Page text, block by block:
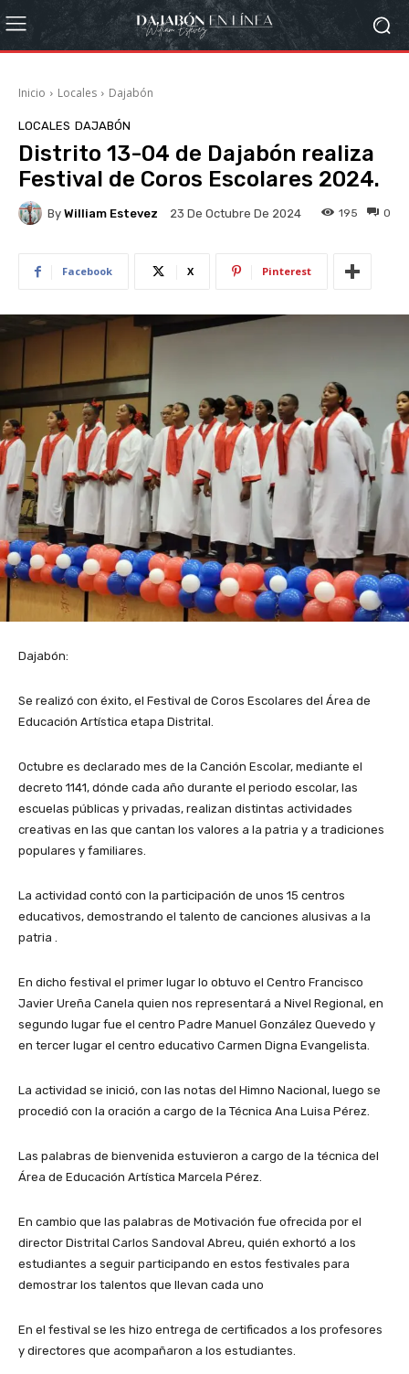
Inicio Locales Dajabón
LOCALES DAJABÓN
Distrito 13-04 de Dajabón realiza
Festival de Coros Escolares 2024.
By William Estevez 23 De Octubre De 2024 0
195
Facebook X Pinterest
Dajabón:
Se realizó con éxito, el Festival de Coros Escolares del Área de
Educación Artística etapa Distrital.
Octubre es declarado mes de la Canción Escolar, mediante el
decreto 1141, dónde cada año durante el periodo escolar, las
escuelas públicas y privadas, realizan distintas actividades
creativas en las que cantan los valores a la patria y a tradiciones
populares y familiares.
La actividad contó con la participación de unos 15 centros
educativos, demostrando el talento de canciones alusivas a la
patria .
En dicho festival el primer lugar lo obtuvo el Centro Francisco
Javier Ureña Canela quien nos representará a Nivel Regional, en
segundo lugar fue el centro Padre Manuel González Quevedo y
en tercer lugar el centro educativo Carmen Digna Evangelista.
La actividad se inició, con las notas del Himno Nacional, luego se
procedió con la oración a cargo de la Técnica Ana Luisa Pérez.
Las palabras de bienvenida estuvieron a cargo de la técnica del
Área de Educación Artística Marcela Pérez.
En cambio que las palabras de Motivación fue ofrecida por el
director Distrital Carlos Sandoval Abreu, quién exhortó a los
estudiantes a seguir participando en estos festivales para
demostrar los talentos que llevan cada uno
En el festival se les hizo entrega de certificados a los profesores
y directores que acompañaron a los estudiantes.